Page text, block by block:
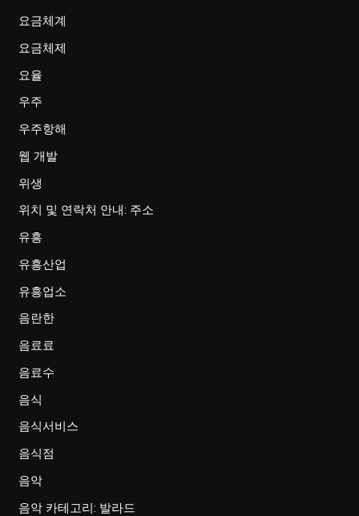
요금체계
요금체제
요율
우주
우주항해
웹 개발
위생
위치 및 연락처 안내: 주소
유흥
유흥산업
유흥업소
음란한
음료료
음료수
음식
음식서비스
음식점
음악
음악 카테고리: 발라드